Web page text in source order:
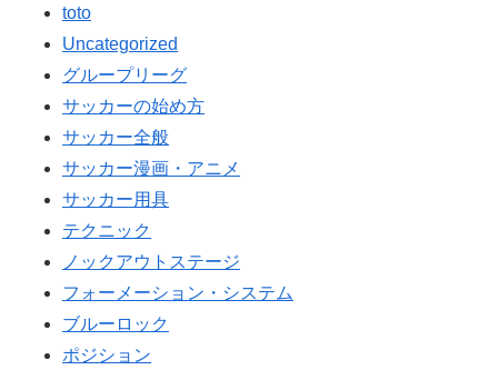
toto
Uncategorized
グループリーグ
サッカーの始め方
サッカー全般
サッカー漫画・アニメ
サッカー用具
テクニック
ノックアウトステージ
フォーメーション・システム
ブルーロック
ポジション